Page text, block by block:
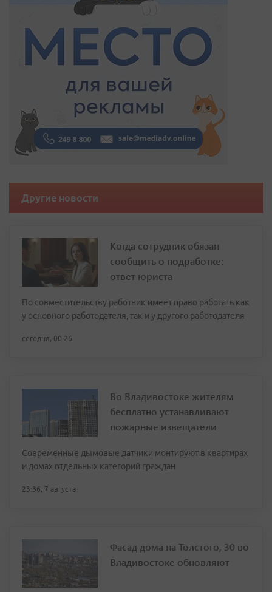
Другие новости
Когда сотрудник обязан
сообщить о подработке:
ответ юриста
По совместительству работник имеет право работать как
у основного работодателя, так и у другого работодателя
сегодня, 00:26
Во Владивостоке жителям
бесплатно устанавливают
пожарные извещатели
Современные дымовые датчики монтируют в квартирах
и домах отдельных категорий граждан
23:36, 7 августа
Фасад дома на Толстого, 30 во
Владивостоке обновляют